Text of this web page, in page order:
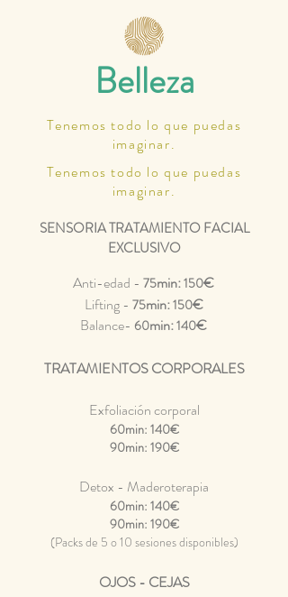
Belleza
Tenemos todo lo que puedas
imaginar.
Tenemos todo lo que puedas
imaginar.
SENSORIA TRATAMIENTO FACIAL
EXCLUSIVO
Anti-edad - 75min:150€
Lifting - 75min:150€
Balance- 60min:140€
TRATAMIENTOS CORPORALES
Exfoliación corporal
60min: 140€
90min: 190€
Detox - Maderoterapia
60min: 140€
90min: 190€
(Packs de 5 o 10 sesiones disponibles)
OJOS - CEJAS